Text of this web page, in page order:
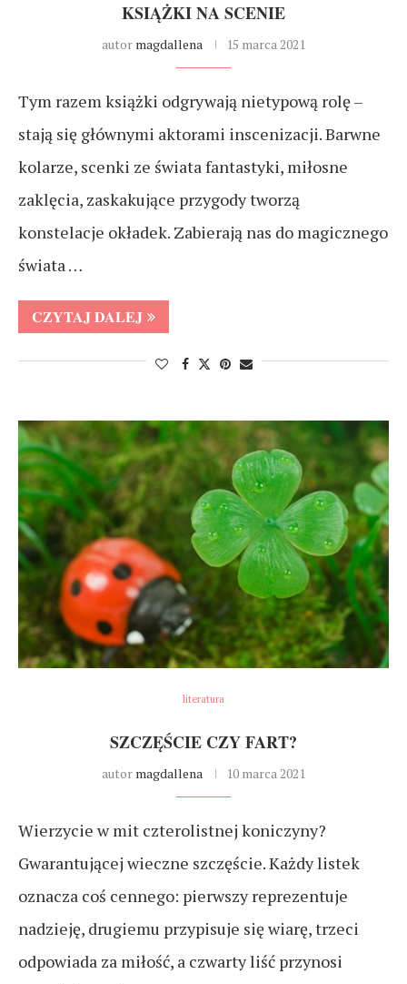
KSIĄŻKI NA SCENIE
autor magdallena 15 marca 2021
Tym razem książki odgrywają nietypową rolę –
stają się głównymi aktorami inscenizacji. Barwne
kolarze, scenki ze świata fantastyki, miłosne
zaklęcia, zaskakujące przygody tworzą
konstelacje okładek. Zabierają nas do magicznego
świata …
CZYTAJ DALEJ
literatura
SZCZĘŚCIE CZY FART?
autor magdallena 10 marca 2021
Wierzycie w mit czterolistnej koniczyny?
Gwarantującej wieczne szczęście. Każdy listek
oznacza coś cennego: pierwszy reprezentuje
nadzieję, drugiemu przypisuje się wiarę, trzeci
odpowiada za miłość, a czwarty liść przynosi